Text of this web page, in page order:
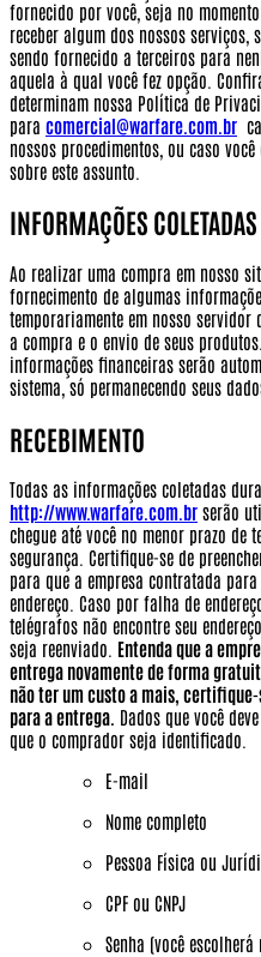
fornecido por você, seja no
receber algum dos nossos serviços,
sendo fornecido a terceiros para
aquela à qual você fez opção.
determinam nossa Política de
para comercial@warfare.com.br
nossos procedimentos, ou caso
sobre este assunto.
INFORMAÇÕES COLETADAS
Ao realizar uma compra em nosso
fornecimento de algumas
temporariamente em nosso servidor
a compra e o envio de seus
informações financeiras serão
sistema, só permanecendo seus
RECEBIMENTO
Todas as informações coletadas
http://www.warfare.com.br serão
chegue até você no menor prazo de
segurança. Certifique-se de
para que a empresa contratada
endereço. Caso por falha de
telégrafos não encontre seu
seja reenviado. Entenda que a
entrega novamente de forma
não ter um custo a mais,
para a entrega. Dados que você
que o comprador seja identificado.
E-mail
Nome completo
Pessoa Física ou
CPF ou CNPJ
Senha (você